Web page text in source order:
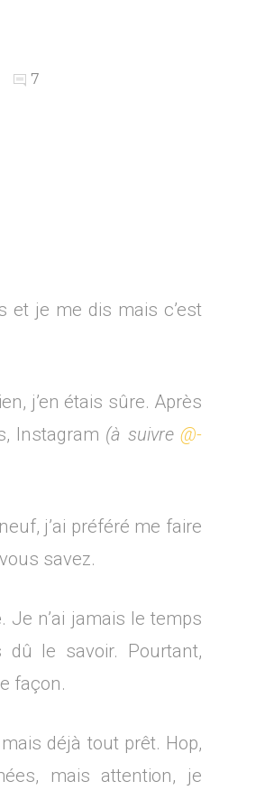
7
et je me dis mais c’est
j’en étais sûre. Après
Instagram (à suivre@-
j’ai préféré me faire
savez.
. Je n’ai jamais le temps
dû le savoir. Pourtant,
façon.
déjà tout prêt. Hop,
mais attention, je